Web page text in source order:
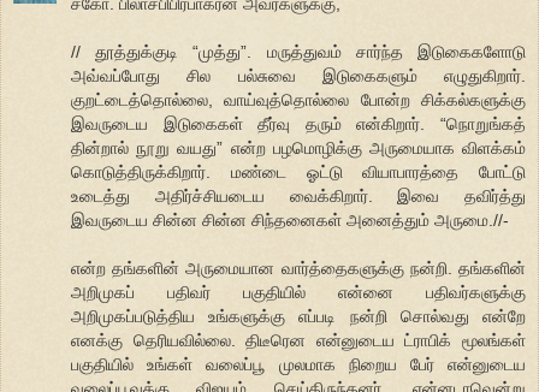
// தூத்துக்குடி “முத்து”. மருத்துவம் சார்ந்த இடுகைகளோடு
அவ்வப்போது சில பல்சுவை இடுகைகளும் எழுதுகிறார்.
குறட்டைத்தொல்லை, வாய்வுத்தொல்லை போன்ற சிக்கல்களுக்கு
இவருடைய இடுகைகள் தீர்வு தரும் என்கிறார். “நொறுங்கத்
தின்றால் நூறு வயது” என்ற பழமொழிக்கு அருமையாக விளக்கம்
கொடுத்திருக்கிறார். மண்டை ஓட்டு வியாபாரத்தை போட்டு
உடைத்து அதிர்ச்சியடைய வைக்கிறார். இவை தவிர்த்து
இவருடைய சின்ன சின்ன சிந்தனைகள் அனைத்தும் அருமை.//-
என்ற தங்களின் அருமையான வார்த்தைகளுக்கு நன்றி. தங்களின்
அறிமுகப் பதிவர் பகுதியில் என்னை பதிவர்களுக்கு
அறிமுகப்படுத்திய உங்களுக்கு எப்படி நன்றி சொல்வது என்றே
எனக்கு தெரியவில்லை. திடீரென என்னுடைய ட்ராபிக் மூலங்கள்
பகுதியில் உங்கள் வலைப்பூ முலமாக நிறைய பேர் என்னுடைய
வலைப்பூவுக்கு விஜயம் செய்திருந்தனர். என்னடாவென்று